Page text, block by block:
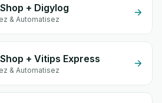
+ Digylog
& Automatisez
+ Vitips Express
& Automatisez